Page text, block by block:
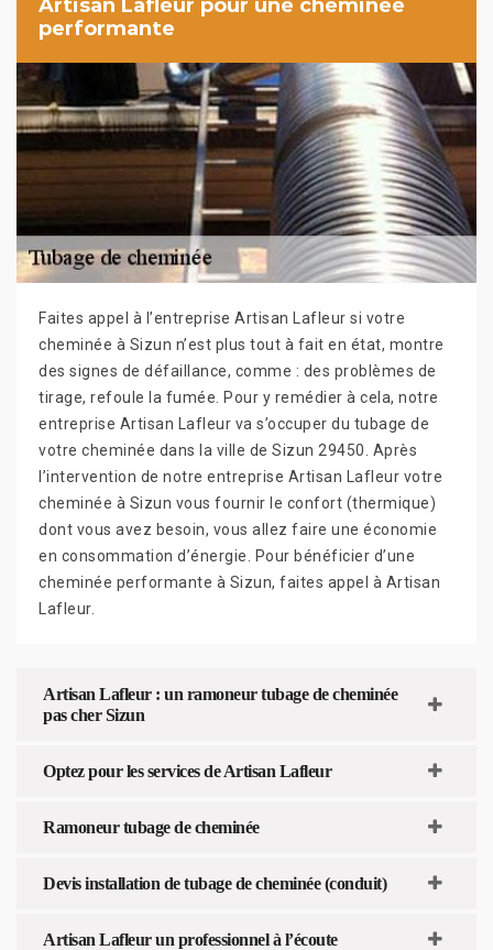
Artisan Lafleur pour une cheminée
performante
Faites appel à l’entreprise Artisan Lafleur si votre
cheminée à Sizun n’est plus tout à fait en état, montre
des signes de défaillance, comme : des problèmes de
tirage, refoule la fumée. Pour y remédier à cela, notre
entreprise Artisan Lafleur va s’occuper du tubage de
votre cheminée dans la ville de Sizun 29450. Après
l’intervention de notre entreprise Artisan Lafleur votre
cheminée à Sizun vous fournir le confort (thermique)
dont vous avez besoin, vous allez faire une économie
en consommation d’énergie. Pour bénéficier d’une
cheminée performante à Sizun, faites appel à Artisan
Lafleur.
Artisan Lafleur : un ramoneur tubage de cheminée
pas cher Sizun
Optez pour les services de Artisan Lafleur
Ramoneur tubage de cheminée
Devis installation de tubage de cheminée (conduit)
Artisan Lafleur un professionnel à l’écoute